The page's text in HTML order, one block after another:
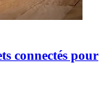
connectés pour